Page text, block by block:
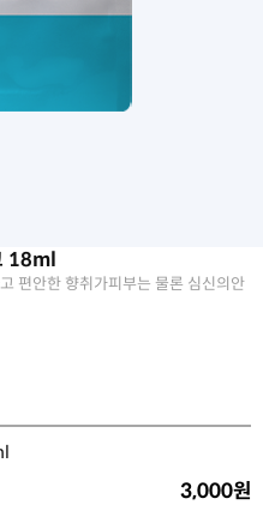
18ml
편안한 향취가피부는 물론 심신의안
3,000원